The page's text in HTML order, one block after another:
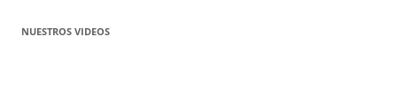
NUESTROS VIDEOS